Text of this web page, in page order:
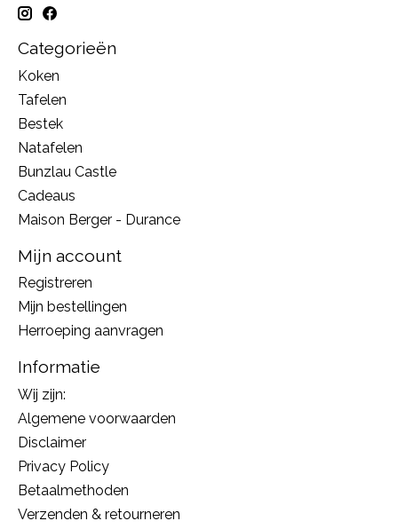
Categorieën
Koken
Tafelen
Bestek
Natafelen
Bunzlau Castle
Cadeaus
Maison Berger - Durance
Mijn account
Registreren
Mijn bestellingen
Herroeping aanvragen
Informatie
Wij zijn:
Algemene voorwaarden
Disclaimer
Privacy Policy
Betaalmethoden
Verzenden & retourneren